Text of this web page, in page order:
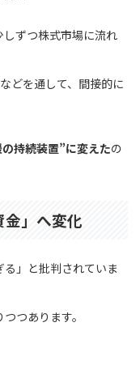
ずつ株式市場に流れ
どを通して、間接的に
持続装置”に変えたの
」へ変化
」と批判されていま
つあります。